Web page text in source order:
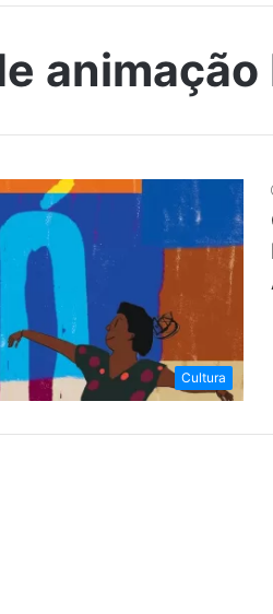
Cultura